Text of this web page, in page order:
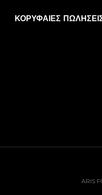
ΚΟΡΥΦΑΊΕΣ
ARIS